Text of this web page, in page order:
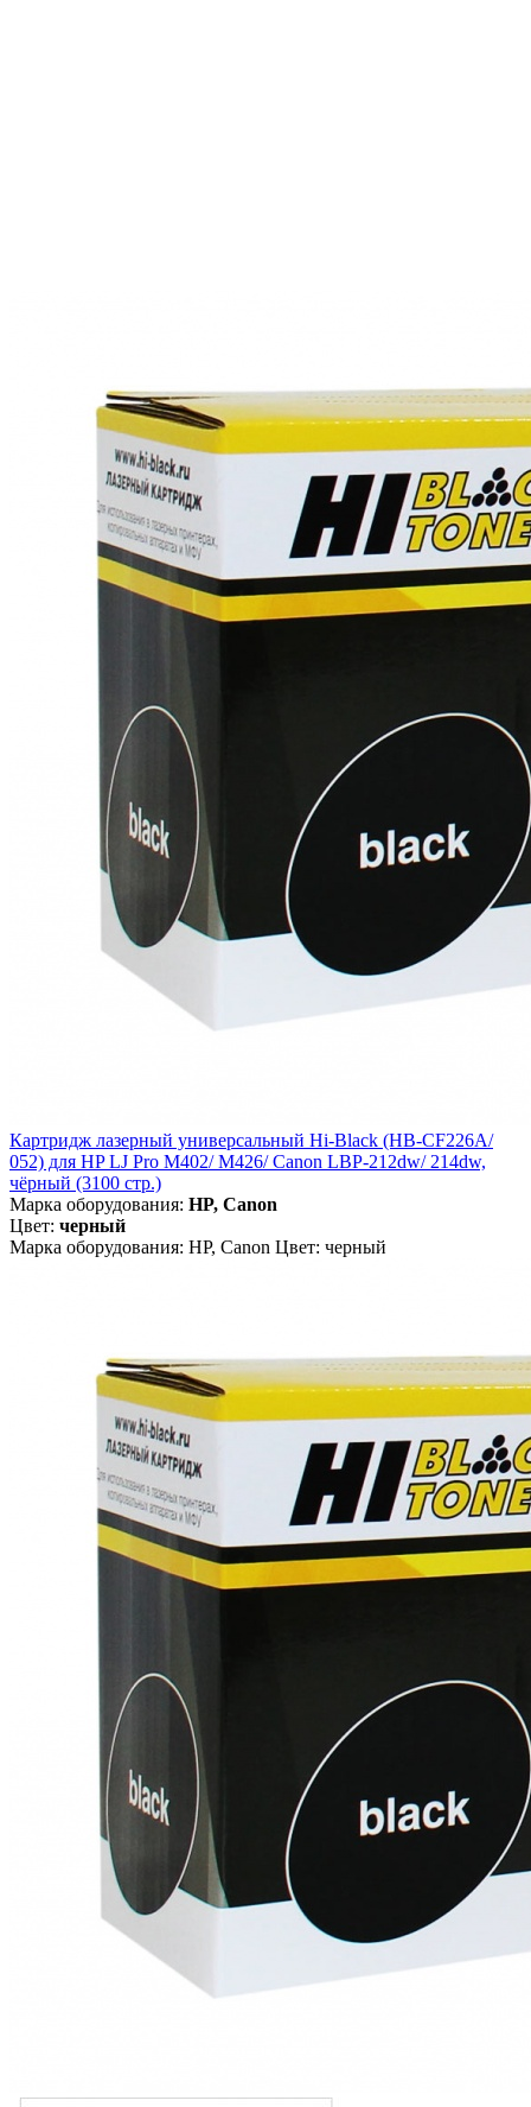
Картридж лазерный универсальный Hi-Black (HB-CF226A/
052) для HP LJ Pro M402/ M426/ Canon LBP-212dw/ 214dw,
чёрный (3100 стр.)
Марка оборудования: HP, Canon
Цвет: черный
Марка оборудования: HP, Canon Цвет: черный